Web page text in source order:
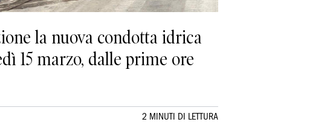
la nuova condotta idrica
15 marzo, dalle prime ore
2 MINUTI DI LETTURA